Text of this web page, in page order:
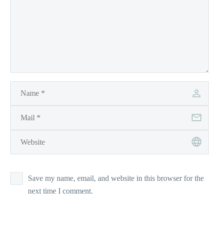
Save my name, email, and website in this browser for the
next time I comment.